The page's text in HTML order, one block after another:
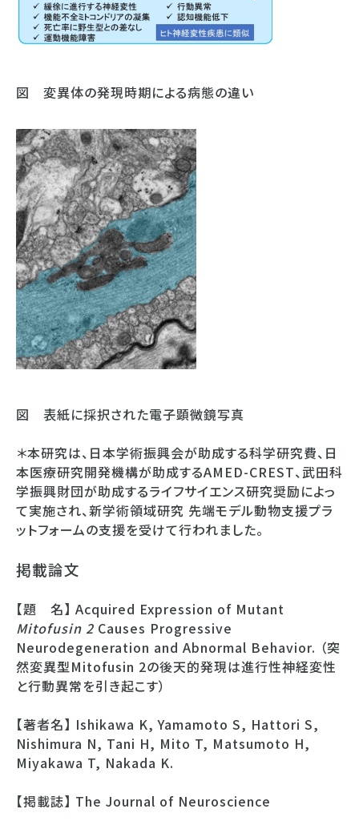
図 変異体の発現時期による病態の違い
図 表紙に採択された電子顕微鏡写真
＊本研究は、日本学術振興会が助成する科学研究費、日
本医療研究開発機構が助成するAMED-CREST、武田科
学振興財団が助成するライフサイエンス研究奨励によっ
て実施され、新学術領域研究 先端モデル動物支援プラ
ットフォームの支援を受けて行われました。
掲載論文
【題 名】 Acquired Expression of Mutant
Mitofusin 2 Causes Progressive
Neurodegeneration and Abnormal Behavior. （突
然変異型Mitofusin 2の後天的発現は進行性神経変性
と行動異常を引き起こす）
【著者名】 Ishikawa K, Yamamoto S, Hattori S,
Nishimura N, Tani H, Mito T, Matsumoto H,
Miyakawa T, Nakada K.
【掲載誌】 The Journal of Neuroscience